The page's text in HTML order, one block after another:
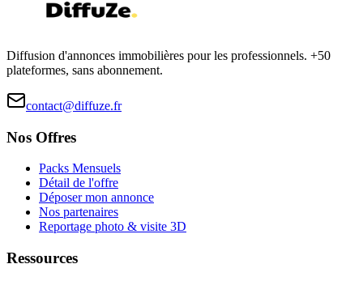
Diffusion d'annonces immobilières pour les professionnels. +50
plateformes, sans abonnement.
contact@diffuze.fr
Nos Offres
Packs Mensuels
Détail de l'offre
Déposer mon annonce
Nos partenaires
Reportage photo & visite 3D
Ressources